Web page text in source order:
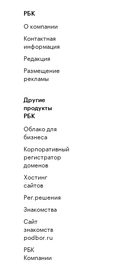
РБК
О компании
Контактная
информация
Редакция
Размещение
рекламы
Другие
продукты
РБК
Облако для
бизнеса
Корпоративный
регистратор
доменов
Хостинг
сайтов
Рег.решения
Знакомства
Сайт
знакомств
podbor.ru
РБК
Компании